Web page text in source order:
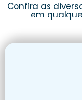
Confira as
em